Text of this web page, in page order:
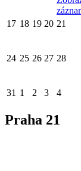
17 18 19 20 21
24 25 26 27 28
31 1 2 3 4
Praha 21